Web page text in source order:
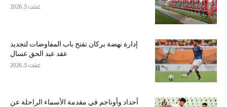
غشت 5, 2026
إدارة نهضة بركان تفتح باب المفاوضات لتجديد
عقد عبد الحق عسال
غشت 5, 2026
أحداد وأوناجم في مقدمة الأسماء الراحلة عن